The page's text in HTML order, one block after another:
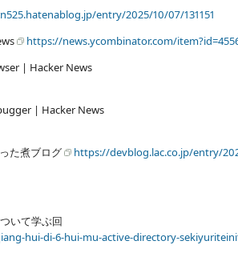
entry/2025/10/07/131151
https://news.ycombinator.com/
| Hacker News
| Hacker News
た煮ブログ
https://devblog.lac.co.jp/entry/
いて学ぶ回
hui-di-6-hui-mu-active-directory-